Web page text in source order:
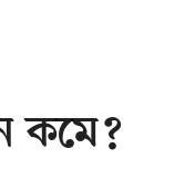
কমে?